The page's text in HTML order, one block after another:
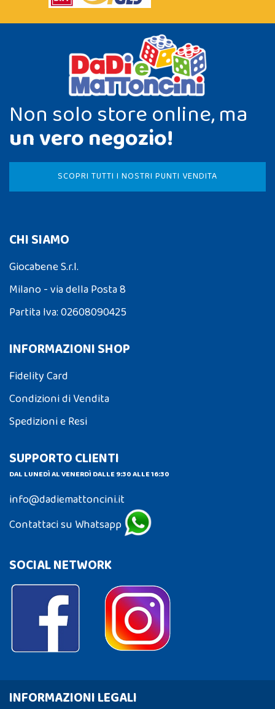
Non solo store online, ma
un vero negozio!
SCOPRI TUTTI I NOSTRI PUNTI VENDITA
CHI SIAMO
Giocabene S.r.l.
Milano - via della Posta 8
Partita Iva: 02608090425
INFORMAZIONI SHOP
Fidelity Card
Condizioni di Vendita
Spedizioni e Resi
SUPPORTO CLIENTI
DAL LUNEDÌ AL VENERDÌ DALLE 9:30 ALLE 16:30
info@dadiemattoncini.it
Contattaci su Whatsapp
SOCIAL NETWORK
INFORMAZIONI LEGALI